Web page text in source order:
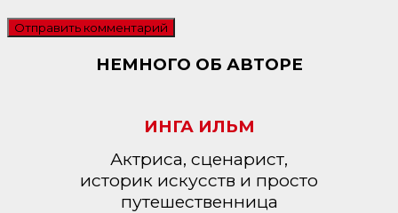
НЕМНОГО ОБ АВТОРЕ
ИНГА ИЛЬМ
Актриса, сценарист,
историк искусств и просто
путешественница